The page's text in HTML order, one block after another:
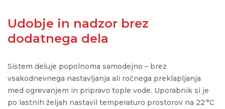
Udobje in nadzor brez
dodatnega dela
Sistem deluje popolnoma samodejno – brez
vsakodnevnega nastavljanja ali ročnega preklapljanja
med ogrevanjem in pripravo tople vode. Uporabnik si je
po lastnih željah nastavil temperaturo prostorov na 22 °C